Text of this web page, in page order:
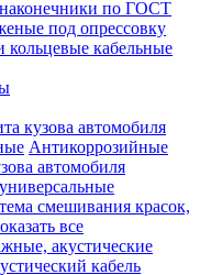
по ГОСТ
под опрессовку
кабельные
кузова автомобиля
Антикоррозийные
автомобиля
смешивания красок,
все
акустические
кабель